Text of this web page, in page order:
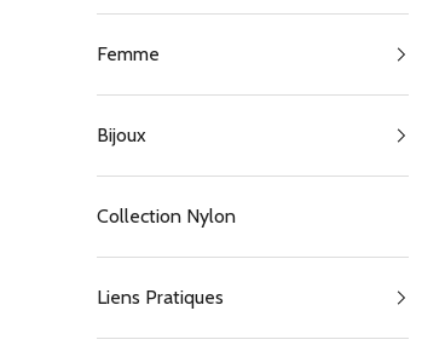
Femme
Bijoux
Collection Nylon
Liens Pratiques